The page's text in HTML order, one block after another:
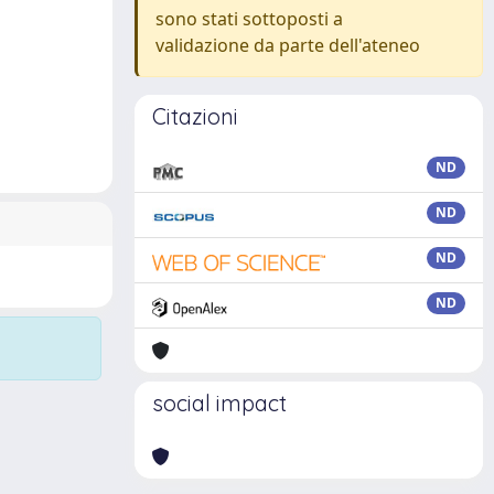
sono stati sottoposti a
validazione da parte dell'ateneo
Citazioni
ND
ND
ND
ND
social impact